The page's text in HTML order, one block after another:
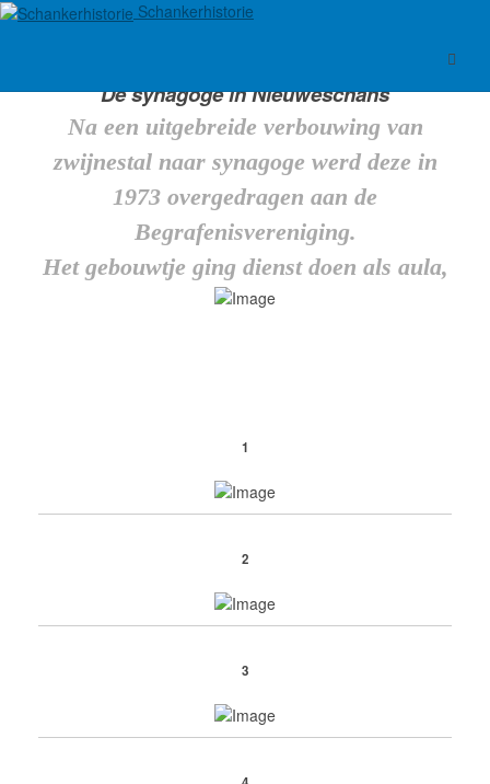
Schankerhistorie
De synagoge in Nieuweschans
Na een uitgebreide verbouwing van
zwijnestal naar synagoge werd deze in
1973 overgedragen aan de
Begrafenisvereniging.
Het gebouwtje ging dienst doen als aula,
1
2
3